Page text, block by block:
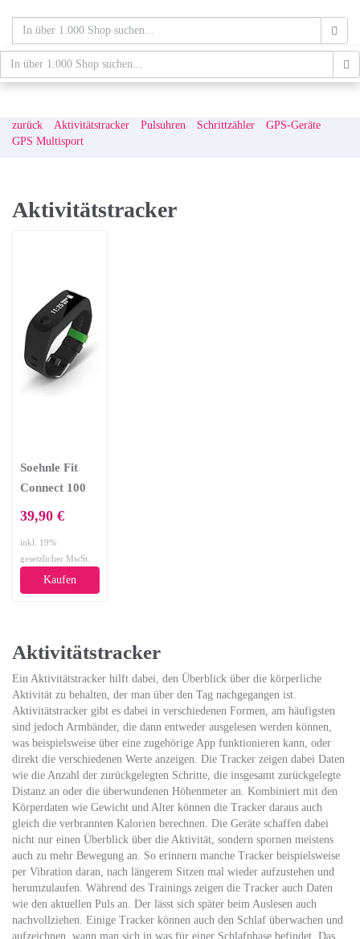
content
schaufenster.de
zurück Aktivitätstracker Pulsuhren Schrittzähler
GPS-Geräte
GPS Multisport
Aktivitätstracker
Soehnle Fit
Connect 100
Schwarz, One
Size, 68100
39,90 €
inkl. 19%
gesetzlicher MwSt.
Kaufen
Aktivitätstracker
Ein Aktivitätstracker hilft dabei, den Überblick über die körperliche
Aktivität zu behalten, der man über den Tag nachgegangen ist.
Aktivitätstracker gibt es dabei in verschiedenen Formen, am häufigsten
sind jedoch Armbänder, die dann entweder ausgelesen werden können,
was beispielsweise über eine zugehörige App funktionieren kann, oder
direkt die verschiedenen Werte anzeigen. Die Tracker zeigen dabei Daten
wie die Anzahl der zurückgelegten Schritte, die insgesamt zurückgelegte
Distanz an oder die überwundenen Höhenmeter an. Kombiniert mit den
Körperdaten wie Gewicht und Alter können die Tracker daraus auch
gleich die verbrannten Kalorien berechnen. Die Geräte schaffen dabei
nicht nur einen Überblick über die Aktivität, sondern spornen meistens
auch zu mehr Bewegung an. So erinnern manche Tracker beispielsweise
per Vibration daran, nach längerem Sitzen mal wieder aufzustehen und
herumzulaufen. Während des Trainings zeigen die Tracker auch Daten
wie den aktuellen Puls an. Der lässt sich später beim Auslesen auch
nachvollziehen. Einige Tracker können auch den Schlaf überwachen und
aufzeichnen, wann man sich in was für einer Schlafphase befindet. Das